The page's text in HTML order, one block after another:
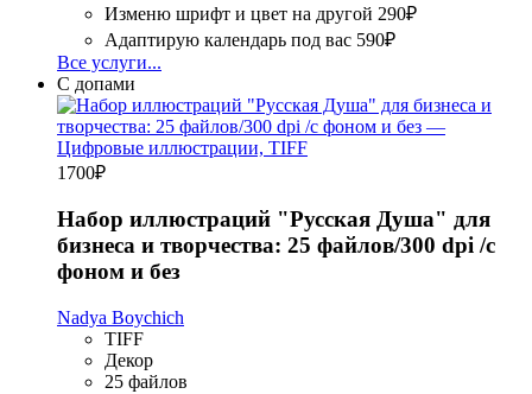
Изменю шрифт и цвет на другой 290₽
Адаптирую календарь под вас 590₽
Все услуги...
С допами
1700₽
Набор иллюстраций "Русская Душа" для
бизнеса и творчества: 25 файлов/300 dpi /с
фоном и без
Nadya Boychich
TIFF
Декор
25 файлов